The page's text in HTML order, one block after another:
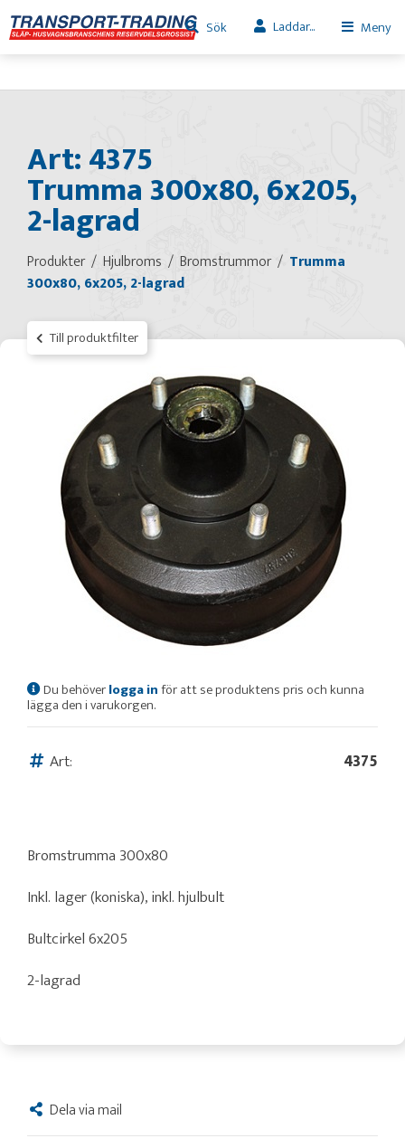
Sök Laddar... Meny
Art: 4375
Trumma 300x80, 6x205,
2-lagrad
Produkter Hjulbroms Bromstrummor
Trumma
300x80, 6x205, 2-lagrad
Till produktfilter
Du behöverlogga inför att se produktens pris och kunna
lägga den i varukorgen.
Art: 4375
Bromstrumma 300x80
Inkl. lager (koniska), inkl. hjulbult
Bultcirkel 6x205
2-lagrad
Dela via mail